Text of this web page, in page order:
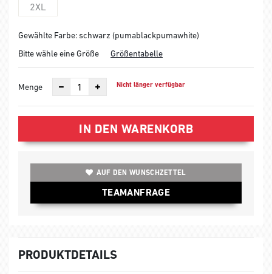
2XL
Gewählte Farbe: schwarz (pumablackpumawhite)
Bitte wähle eine Größe
Größentabelle
Menge Nicht länger verfügbar
IN DEN WARENKORB
AUF DEN WUNSCHZETTEL
TEAMANFRAGE
PRODUKTDETAILS